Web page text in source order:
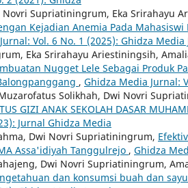
Novri Supriatiningrum, Eka Srirahayu
Kejadian Anemia Pada
Vol. 6 No. 1 (2025): Ghidza Media
Eka Srirahayu Ariestiningsih,
Nugget Lele Sebagai Produk
, Ghidza Media Jurnal:
Solikhah, Dwi Novri
GIZI ANAK SEKOLAH DASAR
Jurnal Ghidza Media
Dwi Novri Supriatiningrum,
Assa'idiyah Tanggulrejo , Ghidza
Dwi Novri Supriatiningrum,
dan konsumsi buah dan